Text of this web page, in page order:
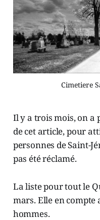
Cimetiere
Il y a trois mois, on a
de cet article, pour
personnes de Saint-
pas été réclamé.
La liste pour tout le
mars. Elle en
hommes.